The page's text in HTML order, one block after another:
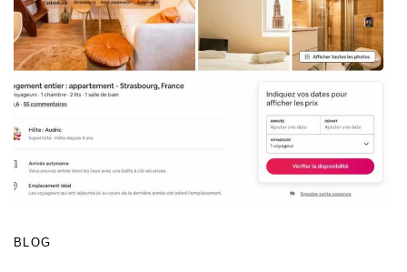
BLOG